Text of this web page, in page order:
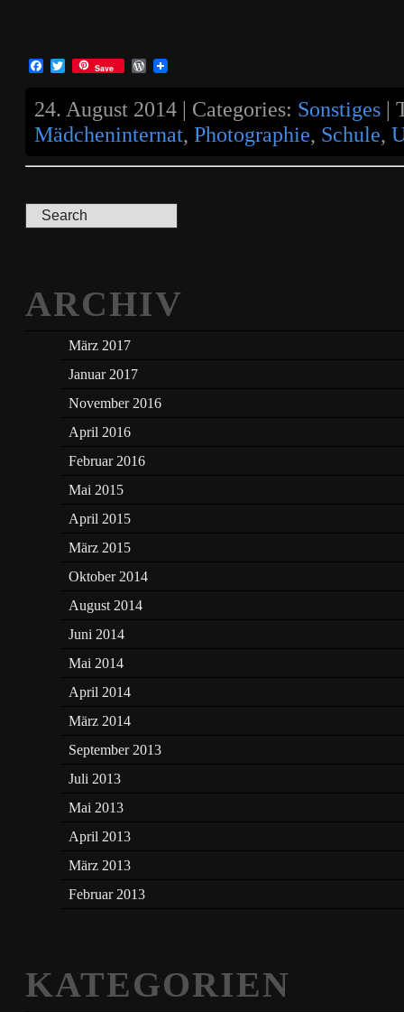
Facebook
TwitterSave WordPress
24. August 2014 | Categories: Sonstiges |
Mädcheninternat, Photographie, Schule,
ARCHIV
März 2017
Januar 2017
November 2016
April 2016
Februar 2016
Mai 2015
April 2015
März 2015
Oktober 2014
August 2014
Juni 2014
Mai 2014
April 2014
März 2014
September 2013
Juli 2013
Mai 2013
April 2013
März 2013
Februar 2013
KATEGORIEN